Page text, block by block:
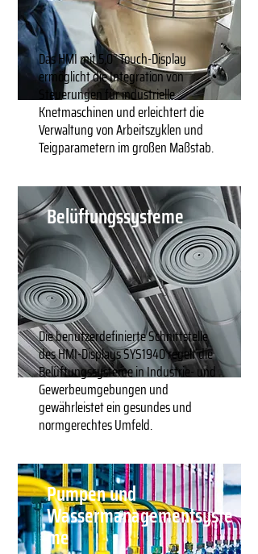
Das HMI mit 5,0” Touch-Display
ermöglicht die Integration von
Steuerungen für industrielle
Knetmaschinen und erleichtert die
Verwaltung von Arbeitszyklen und
Teigparametern im großen Maßstab.
Belüftungssysteme
Die benutzerdefinierte Schnittstelle
des HMI-Displays SYS1940 regelt die
Belüftungssysteme in Industrie- und
Gewerbeumgebungen und
gewährleistet ein gesundes und
normgerechtes Umfeld.
Pumpen und
Wassermanagementsyste
me